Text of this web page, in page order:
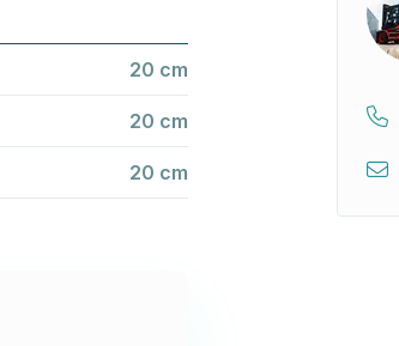
20 cm
20 cm
20 cm